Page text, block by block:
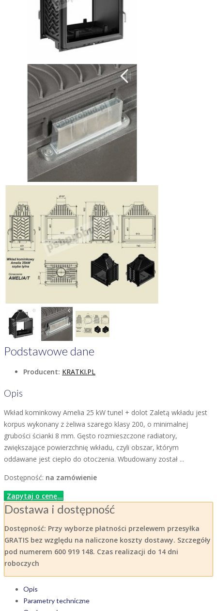
Podstawowe dane
Producent: KRATKI.PL
Opis
Wkład kominkowy Amelia 25 kW tunel + dolot Zaletą wkładu jest
korpus wykonany z żeliwa szarego klasy 200, o minimalnej
grubości ścianki 8 mm. Gęsto rozmieszczone radiatory,
zwiększające powierzchnię wkładu, czyli obszar, którym
oddawane jest ciepło do otoczenia. Wbudowany został ...
Dostępność: na zamówienie
Zapytaj o cenę...
Dostawa i dostępność
Dostępność: Przy wyborze płatności przelewem przesyłka
GRATIS bez względu na naliczone koszty dostawy. Szczegóły
pod numerem 600 919 148. Czas realizacji do 14 dni
roboczych
Opis
Parametry techniczne